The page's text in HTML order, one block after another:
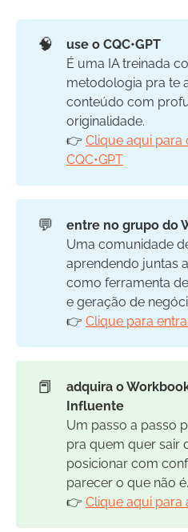
🧠
use o CQC•GPT
É uma IA treinada
metodologia pra te
conteúdo com
originalidade.
👉 Clique aqui
CQC•GPT
💬
entre no grupo do
Uma comunidade
aprendendo juntas
como ferramenta
e geração de
👉 Clique para
📕
adquira o
Influente
Um passo a passo
pra quem quer sair
posicionar com
parecer o que não é.
👉 Clique aqui para